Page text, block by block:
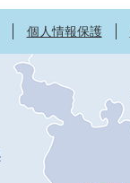
個人情報保護